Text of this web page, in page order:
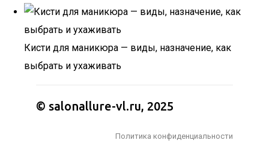
Кисти для маникюра — виды, назначение, как
выбрать и ухаживать
© salonallure-vl.ru, 2025
Политика конфиденциальности